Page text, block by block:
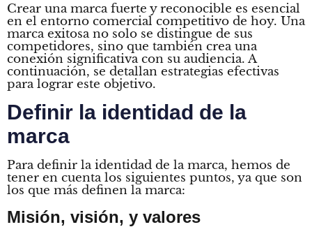
Crear una marca fuerte y reconocible es esencial
en el entorno comercial competitivo de hoy. Una
marca exitosa no solo se distingue de sus
competidores, sino que también crea una
conexión significativa con su audiencia. A
continuación, se detallan estrategias efectivas
para lograr este objetivo.
Definir la identidad de la
marca
Para definir la identidad de la marca, hemos de
tener en cuenta los siguientes puntos, ya que son
los que más definen la marca:
Misión, visión, y valores